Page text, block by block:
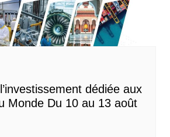
dédiée aux
Monde Du 10 au 13 août